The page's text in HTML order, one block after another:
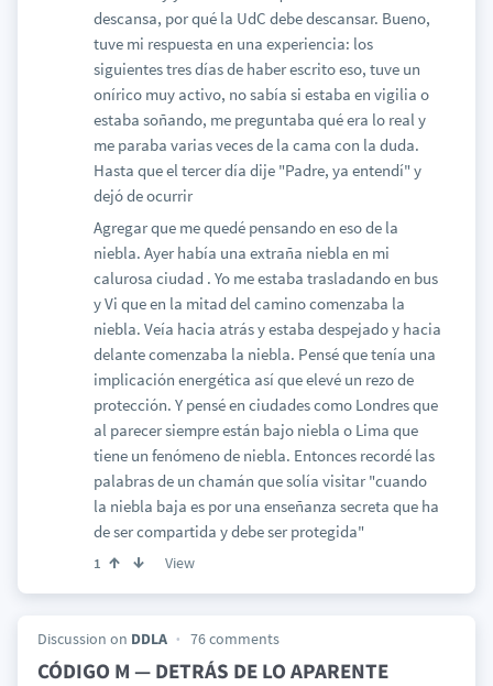
descansa, por qué la UdC debe descansar. Bueno,
tuve mi respuesta en una experiencia: los
siguientes tres días de haber escrito eso, tuve un
onírico muy activo, no sabía si estaba en vigilia o
estaba soñando, me preguntaba qué era lo real y
me paraba varias veces de la cama con la duda.
Hasta que el tercer día dije "Padre, ya entendí" y
dejó de ocurrir
Agregar que me quedé pensando en eso de la
niebla. Ayer había una extraña niebla en mi
calurosa ciudad . Yo me estaba trasladando en bus
y Vi que en la mitad del camino comenzaba la
niebla. Veía hacia atrás y estaba despejado y hacia
delante comenzaba la niebla. Pensé que tenía una
implicación energética así que elevé un rezo de
protección. Y pensé en ciudades como Londres que
al parecer siempre están bajo niebla o Lima que
tiene un fenómeno de niebla. Entonces recordé las
palabras de un chamán que solía visitar "cuando
la niebla baja es por una enseñanza secreta que ha
de ser compartida y debe ser protegida"
1 View
Discussion on DDLA 76 comments
CÓDIGO M — DETRÁS DE LO APARENTE